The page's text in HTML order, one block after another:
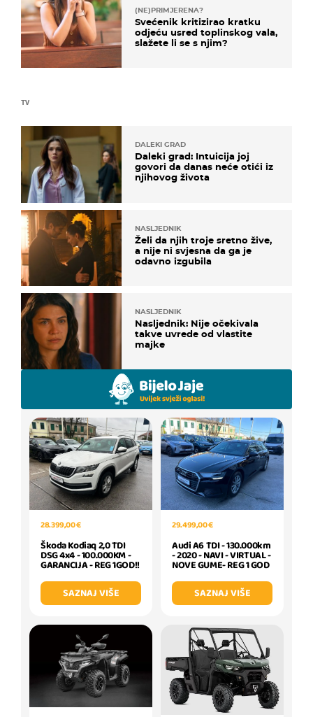
TV
DALEKI GRAD
Daleki grad: Intuicija joj
govori da danas neće otići iz
njihovog života
NASLJEDNIK
Želi da njih troje sretno žive,
a nije ni svjesna da ga je
odavno izgubila
NASLJEDNIK
Nasljednik: Nije očekivala
takve uvrede od vlastite
majke
(NE)PRIMJERENA?
Svećenik kritizirao kratku
odjeću usred toplinskog vala,
slažete li se s njim?
28.399,00 €
Škoda Kodiaq 2,0 TDI
DSG 4x4 - 100.000KM -
GARANCIJA - REG 1GOD!!
SAZNAJ VIŠE
29.499,00 €
Audi A6 TDI - 130.000km
- 2020 - NAVI - VIRTUAL -
NOVE GUME- REG 1 GOD
SAZNAJ VIŠE